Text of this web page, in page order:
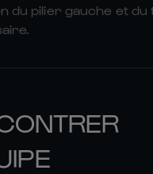
du pilier gauche et du